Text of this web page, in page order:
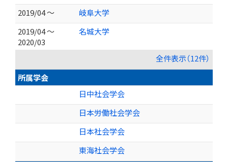
2019/04 ～
岐阜大学
2019/04 ～
2020/03
名城大学
全件表示（12件）
所属学会
日中社会学会
日本労働社会学会
日本社会学会
東海社会学会